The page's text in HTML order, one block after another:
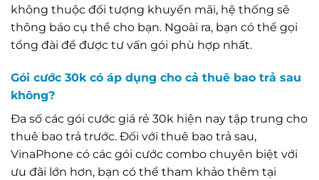
không thuộc đối tượng khuyến mãi, hệ thống sẽ
thông báo cụ thể cho bạn. Ngoài ra, bạn có thể gọi
tổng đài để được tư vấn gói phù hợp nhất.
Gói cước 30k có áp dụng cho cả thuê bao trả sau
không?
Đa số các gói cước giá rẻ 30k hiện nay tập trung cho
thuê bao trả trước. Đối với thuê bao trả sau,
VinaPhone có các gói cước combo chuyên biệt với
ưu đãi lớn hơn, bạn có thể tham khảo thêm tại